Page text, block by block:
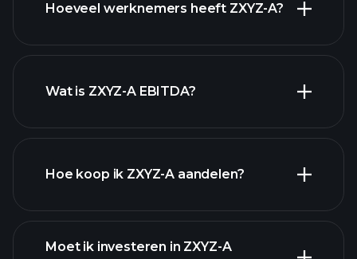
hoog-dividend aandelen
Hoeveel werknemers heeft ZXYZ-A?
Wat is ZXYZ-A EBITDA?
financiële rapporten
Hoe koop ik ZXYZ-A aandelen?
Moet ik investeren in ZXYZ-A